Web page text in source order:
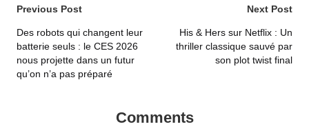
Post
navigation
Previous Post
Des robots qui changent leur
batterie seuls : le CES 2026
nous projette dans un futur
qu’on n’a pas préparé
Next Post
His & Hers sur Netflix : Un
thriller classique sauvé par
son plot twist final
Comments